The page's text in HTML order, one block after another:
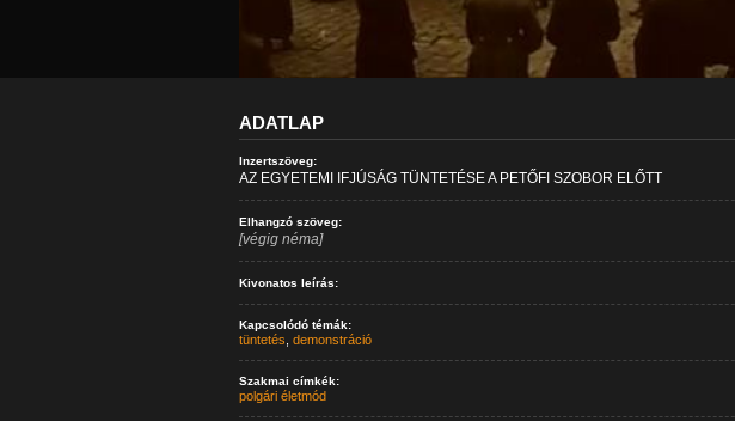
ADATLAP
Inzertszöveg:
AZ EGYETEMI IFJÚSÁG TÜNTETÉSE A PETŐFI SZOBOR ELŐTT
Elhangzó szöveg:
[végig néma]
Kivonatos leírás:
Kapcsolódó témák:
tüntetés demonstráció
Szakmai címkék:
polgári életmód